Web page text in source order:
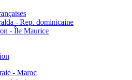
- Rep. dominicaine
- Île Maurice
- Maroc